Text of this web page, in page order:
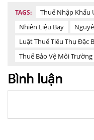
TAGS: Thuế Nhập Khẩu
Nhiên Liệu Bay
Luật Thuế Tiêu Thụ Đặc
Thuế Bảo Vệ Môi Trường
Bình luận